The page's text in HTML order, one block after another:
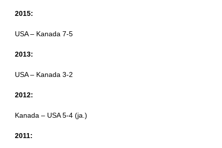
2015:
USA – Kanada 7-5
2013:
USA – Kanada 3-2
2012:
Kanada – USA 5-4 (ja.)
2011: